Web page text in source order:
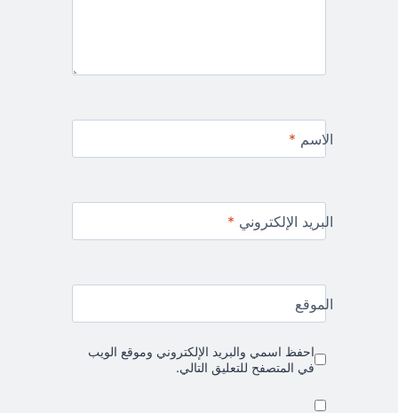
الاسم *
البريد الإلكتروني *
الموقع
احفظ اسمي والبريد الإلكتروني وموقع الويب
في المتصفح للتعليق التالي.